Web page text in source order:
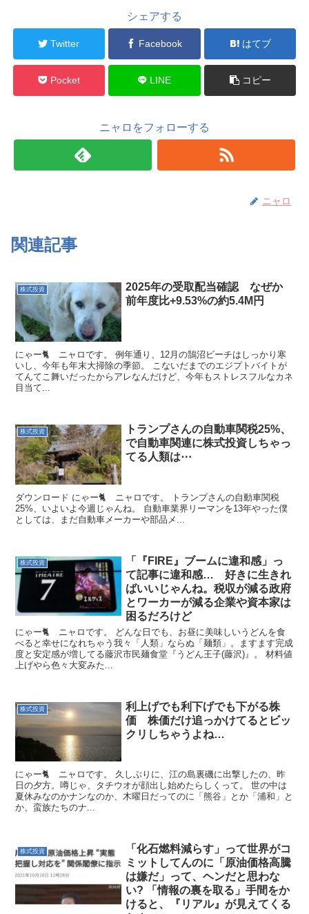
シェアする
Twitter Facebook はてブ
Pocket LINE コピー
ニャロをフォローする
ニャロ
関連記事
株式投資
2025年の受取配当確認 なぜか
前年度比+9.53%の約5.4M円
にゃー🐈️ ニャロです。 例年通り、12月の鵠沼ビーチはしっかり寒
いし、今年も年末大掃除の季節。 こないだまでのエジプトバイトが
てんてこ舞いだったからアレなんだけど、今年もストレスフルなカネ
目当て...
株式投資
トランプさんの自動車関税25%、
で自動車関連に株式投資しちゃっ
てる人類は⋯
ダウンロード にゃー🐈️ ニャロです。 トランプさんの自動車関税
25%、いよいよ今週じゃんね。 自動車業界リーマンを13年やった僕
としては、まだ自動車メーカーや部品メ...
株式投資
「『FIRE』ブームに違和感」っ
て記事に違和感… 好きに生きれ
ばいいじゃんね。税収が減る政府
とワーカーが減る企業や資本家は
困るだろけど
にゃー🐈 ニャロです。 どんな日でも、お昼に美味しいうどんを食
べると幸せになれちゃう我々「人類」ならぬ「麺類」。ますます完成
度と安定感が増してる藤沢市民麺食堂『うどん王子(藤沢)』。 材料値
上げやら色々大変みた...
株式投資
利上げでも利下げでも下がる株
価 株価だけ追っかけてるとビッ
クリしちゃうよね…
にゃー🐈 ニャロです。 久しぶりに、江の島裏磯に出撃したの、昨
日の夕方。噂じゃ、タチウオが顔出し始めたらしくって。 世の中は
夏休みなのかナンなのか、木曜日だってのに「熊谷」とか「浦和」と
か、蛮族たちのナ...
株式投資
「化石燃料減らす」って世界がコ
ミットしてんのに「原油価格高騰
は嫌だ」って、ヘンだと思わな
い? 「情報の裏を取る」手間をか
けると、『リアル』が見えてくる